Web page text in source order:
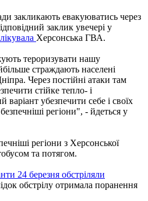
закликають евакуюватись через
заклик увечері у
Херсонська ГВА.
тероризувати нашу
страждають населені
Через постійні атаки там
стійке тепло- і
убезпечити себе і своїх
регіони", - йдеться у
регіони з Херсонської
та потягом.
24 березня обстріляли
обстрілу отримала поранення